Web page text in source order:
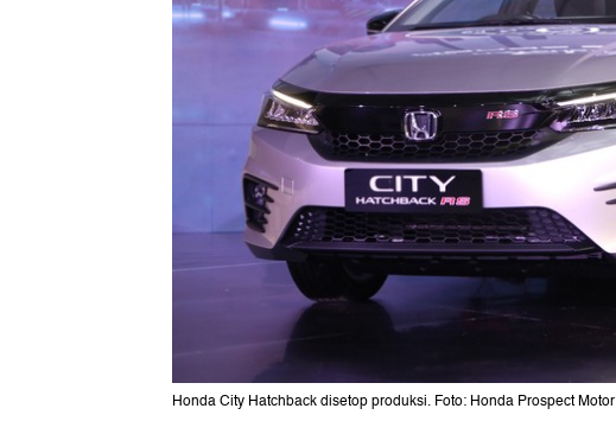
Honda City Hatchback disetop produksi. Foto: Honda Prospect Motor